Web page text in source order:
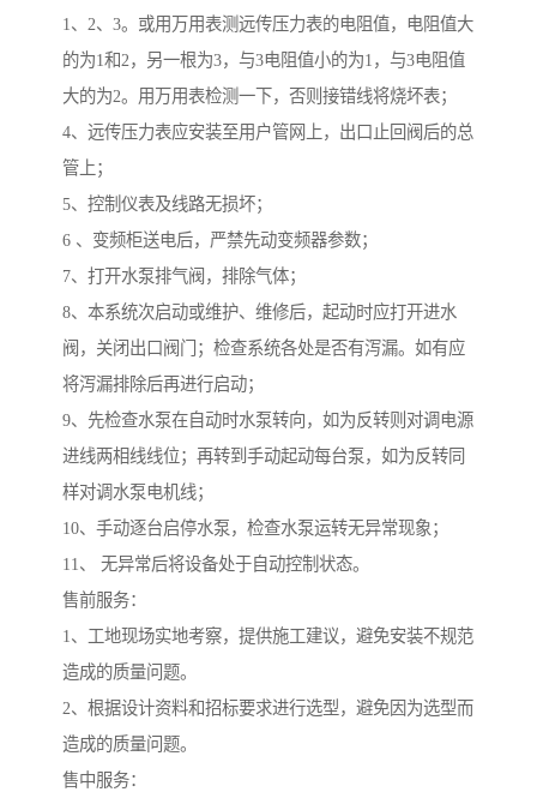
1、2、3。或用万用表测远传压力表的电阻值，电阻值大
的为1和2，另一根为3，与3电阻值小的为1，与3电阻值
大的为2。用万用表检测一下，否则接错线将烧坏表；
4、远传压力表应安装至用户管网上，出口止回阀后的总
管上；
5、控制仪表及线路无损坏；
6 、变频柜送电后，严禁先动变频器参数；
7、打开水泵排气阀，排除气体；
8、本系统次启动或维护、维修后，起动时应打开进水
阀，关闭出口阀门；检查系统各处是否有泻漏。如有应
将泻漏排除后再进行启动；
9、先检查水泵在自动时水泵转向，如为反转则对调电源
进线两相线线位；再转到手动起动每台泵，如为反转同
样对调水泵电机线；
10、手动逐台启停水泵，检查水泵运转无异常现象；
11、 无异常后将设备处于自动控制状态。
售前服务：
1、工地现场实地考察，提供施工建议，避免安装不规范
造成的质量问题。
2、根据设计资料和招标要求进行选型，避免因为选型而
造成的质量问题。
售中服务：